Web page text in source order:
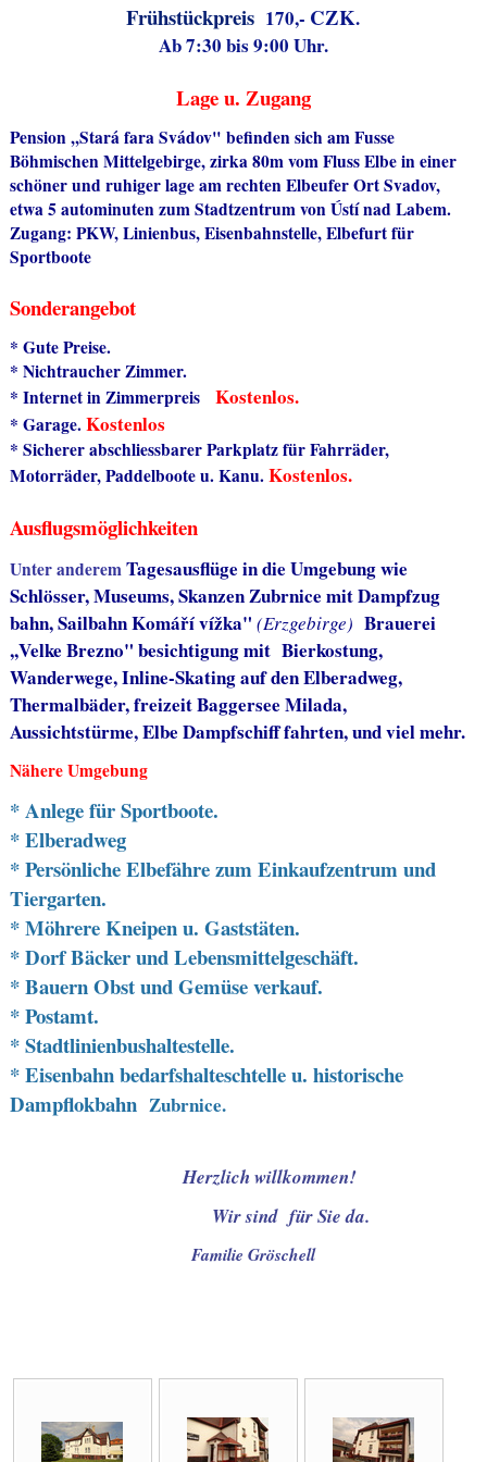
Frühstückpreis 170,- CZK.
Ab 7:30 bis 9:00 Uhr.
Lage u. Zugang
Pension ,,Stará fara Svádov" befinden sich am Fusse
Böhmischen Mittelgebirge, zirka 80m vom Fluss Elbe in einer
schöner und ruhiger lage am rechten Elbeufer Ort Svadov,
etwa 5 autominuten zum Stadtzentrum von Ústí nad Labem.
Zugang: PKW, Linienbus, Eisenbahnstelle, Elbefurt für
Sportboote
Sonderangebot
* Gute Preise.
* Nichtraucher Zimmer.
* Internet in Zimmerpreis Kostenlos.
* Garage.Kostenlos
* Sicherer abschliessbarer Parkplatz für Fahrräder,
Motorräder, Paddelboote u. Kanu.Kostenlos.
Ausflugsmöglichkeiten
Unter anderemTagesausflüge in die Umgebung wie
Schlösser, Museums, Skanzen Zubrnice mit Dampfzug
bahn, Sailbahn Komáří vížka" (Erzgebirge) Brauerei
,,Velke Brezno" besichtigung mit Bierkostung,
Wanderwege, Inline-Skating auf den Elberadweg,
Thermalbäder, freizeit Baggersee Milada,
Aussichtstürme, Elbe Dampfschiff fahrten, und viel mehr.
Nähere Umgebung
* Anlege für Sportboote.
* Elberadweg
* Persönliche Elbefähre zum Einkaufzentrum und
Tiergarten.
* Möhrere Kneipen u. Gaststäten.
* Dorf Bäcker und Lebensmittelgeschäft.
* Bauern Obst und Gemüse verkauf.
* Postamt.
* Stadtlinienbushaltestelle.
* Eisenbahn bedarfshalteschtelle u. historische
Dampflokbahn Zubrnice.
Herzlich willkommen!
Wir sind für Sie da.
Familie Gröschell